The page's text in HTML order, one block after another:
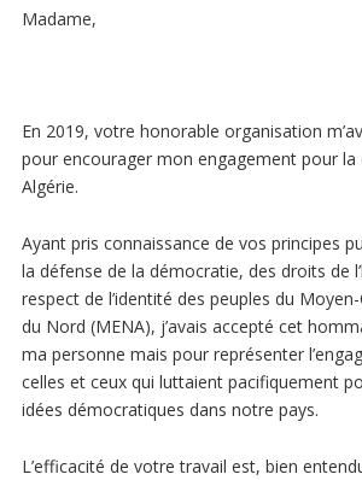
Madame,
En 2019, votre honorable organisation
pour encourager mon engagement pour la
Algérie.
Ayant pris connaissance de vos principes
la défense de la démocratie, des droits de
respect de l’identité des peuples du
du Nord (MENA), j’avais accepté cet
ma personne mais pour représenter
celles et ceux qui luttaient pacifiquement
idées démocratiques dans notre pays.
L’efficacité de votre travail est, bien